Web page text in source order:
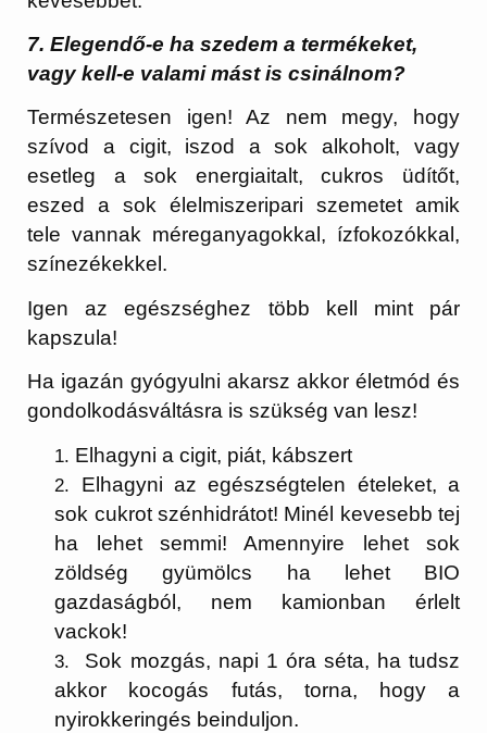
7. Elegendő-e ha szedem a termékeket,
vagy kell-e valami mást is csinálnom?
Természetesen igen! Az nem megy, hogy
szívod a cigit, iszod a sok alkoholt, vagy
esetleg a sok energiaitalt, cukros üdítőt,
eszed a sok élelmiszeripari szemetet amik
tele vannak méreganyagokkal, ízfokozókkal,
színezékekkel.
Igen az egészséghez több kell mint pár
kapszula!
Ha igazán gyógyulni akarsz akkor életmód és
gondolkodásváltásra is szükség van lesz!
Elhagyni a cigit, piát, kábszert
Elhagyni az egészségtelen ételeket, a
sok cukrot szénhidrátot! Minél kevesebb tej
ha lehet semmi! Amennyire lehet sok
zöldség gyümölcs ha lehet BIO
gazdaságból, nem kamionban érlelt
vackok!
Sok mozgás, napi 1 óra séta, ha tudsz
akkor kocogás futás, torna, hogy a
nyirokkeringés beinduljon.